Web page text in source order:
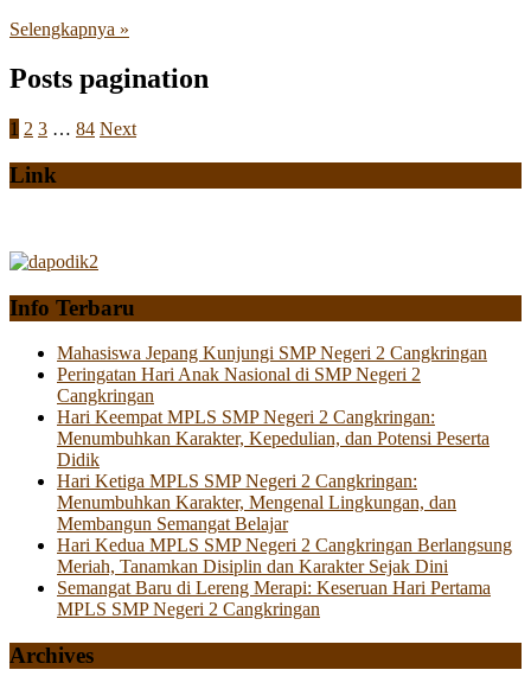
Selengkapnya »
Posts pagination
1 2 3 … 84 Next
Link
Info Terbaru
Mahasiswa Jepang Kunjungi SMP Negeri 2 Cangkringan
Peringatan Hari Anak Nasional di SMP Negeri 2
Cangkringan
Hari Keempat MPLS SMP Negeri 2 Cangkringan:
Menumbuhkan Karakter, Kepedulian, dan Potensi Peserta
Didik
Hari Ketiga MPLS SMP Negeri 2 Cangkringan:
Menumbuhkan Karakter, Mengenal Lingkungan, dan
Membangun Semangat Belajar
Hari Kedua MPLS SMP Negeri 2 Cangkringan Berlangsung
Meriah, Tanamkan Disiplin dan Karakter Sejak Dini
Semangat Baru di Lereng Merapi: Keseruan Hari Pertama
MPLS SMP Negeri 2 Cangkringan
Archives